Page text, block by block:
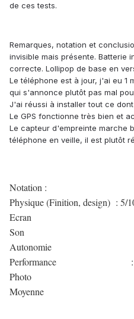
de ces tests.
Remarques, notation et
invisible mais présente. Batterie
correcte. Lollipop de base en
Le téléphone est à jour, j'ai eu 1
qui s'annonce plutôt pas mal
J'ai réussi à installer tout ce
Le GPS fonctionne très bien et
Le capteur d'empreinte marche
téléphone en veille, il est plutôt
Notation :
Physique (Finition, design) : 5/
Ecran : 6/
Son : 7/
Autonomie :
Performance :
Photo : 5/
Moyenne : 5,7/